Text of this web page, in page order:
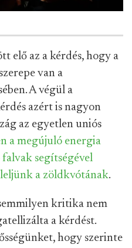
elő az a kérdés, hogy a
van a
A végül a
azért is nagyon
az egyetlen uniós
a megújuló energia
falvak segítségével
a zöldkvótának.
kritika nem
a kérdést.
hogy szerinte